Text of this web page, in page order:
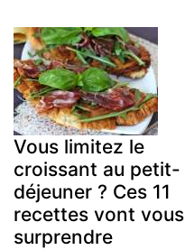
Vous limitez le
croissant au petit-
déjeuner ? Ces 11
recettes vont vous
surprendre